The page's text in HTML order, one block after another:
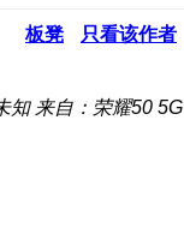
板凳 只看该作者
知 来自：荣耀50 5G